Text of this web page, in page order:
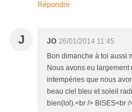
Répondre
J JO 26/01/2014 11:45
Bon dimanche à toi aussi
Nous avons eu largement
intempéries que nous
beau ciel bleu et soleil
bien(lol).<br /> BISES<br /